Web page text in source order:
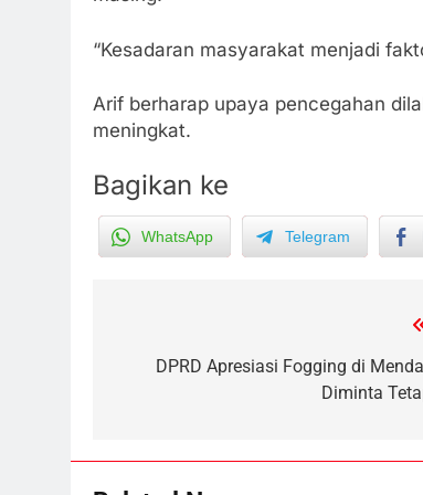
“Kesadaran masyarakat menjadi
Arif berharap upaya pencegahan
meningkat.
Bagikan ke
WhatsApp Telegram
navigation
DPRD Apresiasi Fogging di
Diminta
KPU Kotim Resmi Jadi
Tersangka Dugaan
Dana Hibah Pilkada
HUKUM DAN KRIMINAL
Segera Tuntaskan